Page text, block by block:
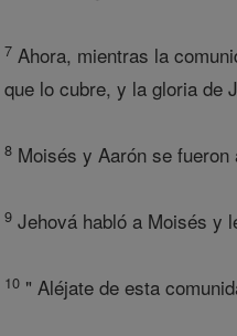
7 Ahora, mientras la
que lo cubre, y la gloria de
8 Moisés y Aarón se
9 Jehová habló a Moisés y
10 " Aléjate de esta